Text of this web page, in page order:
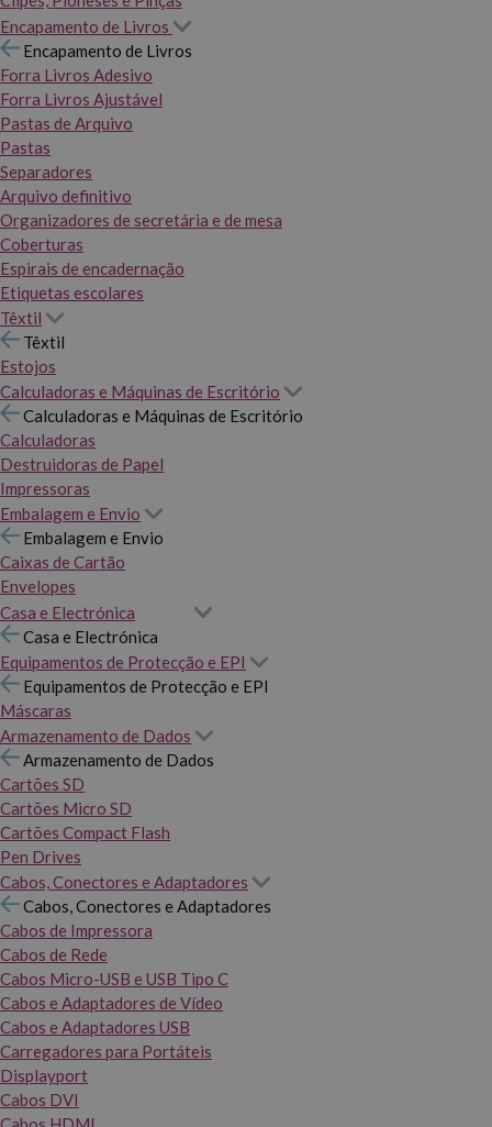
Encapamento de Livros
Encapamento de Livros
Forra Livros Adesivo
Forra Livros Ajustável
Pastas de Arquivo
Pastas
Separadores
Arquivo definitivo
Organizadores de secretária e de mesa
Coberturas
Espirais de encadernação
Etiquetas escolares
Têxtil
Têxtil
Estojos
Calculadoras e Máquinas de Escritório
Calculadoras e Máquinas de Escritório
Calculadoras
Destruidoras de Papel
Impressoras
Embalagem e Envio
Embalagem e Envio
Caixas de Cartão
Envelopes
Casa e Electrónica
Casa e Electrónica
Equipamentos de Protecção e EPI
Equipamentos de Protecção e EPI
Máscaras
Armazenamento de Dados
Armazenamento de Dados
Cartões SD
Cartões Micro SD
Cartões Compact Flash
Pen Drives
Cabos, Conectores e Adaptadores
Cabos, Conectores e Adaptadores
Cabos de Impressora
Cabos de Rede
Cabos Micro-USB e USB Tipo C
Cabos e Adaptadores de Vídeo
Cabos e Adaptadores USB
Carregadores para Portáteis
Displayport
Cabos DVI